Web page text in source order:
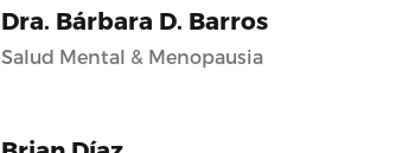
Dra. Bárbara D. Barros
Salud Mental & Menopausia